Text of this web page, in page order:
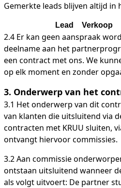
Gemerkte leads blijven altijd in
Lead Verkoop
2.4 Er kan geen aanspraak
deelname aan het
een contract met ons. We
op elk moment en zonder
3. Onderwerp van het
3.1 Het onderwerp van dit
van klanten die uitsluitend via
contracten met KRUU sluiten,
ontvangt hiervoor commissies.
3.2 Aan commissie
ontstaan ​​uitsluitend wanneer
als volgt uitvoert: De partner